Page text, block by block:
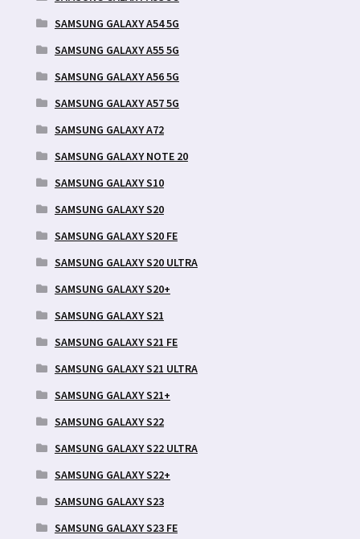
SAMSUNG GALAXY A54 5G
SAMSUNG GALAXY A55 5G
SAMSUNG GALAXY A56 5G
SAMSUNG GALAXY A57 5G
SAMSUNG GALAXY A72
SAMSUNG GALAXY NOTE 20
SAMSUNG GALAXY S10
SAMSUNG GALAXY S20
SAMSUNG GALAXY S20 FE
SAMSUNG GALAXY S20 ULTRA
SAMSUNG GALAXY S20+
SAMSUNG GALAXY S21
SAMSUNG GALAXY S21 FE
SAMSUNG GALAXY S21 ULTRA
SAMSUNG GALAXY S21+
SAMSUNG GALAXY S22
SAMSUNG GALAXY S22 ULTRA
SAMSUNG GALAXY S22+
SAMSUNG GALAXY S23
SAMSUNG GALAXY S23 FE